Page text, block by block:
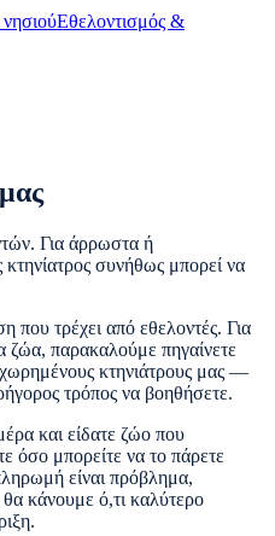
Εθελοντισμός &
Για άρρωστα ή
συνήθως μπορεί να
που τρέχει από εθελοντές. Για
παρακαλούμε πηγαίνετε
κτηνιάτρους μας —
τρόπος να βοηθήσετε.
και είδατε ζώο που
όσο μπορείτε να το πάρετε
είναι πρόβλημα,
κάνουμε ό,τι καλύτερο